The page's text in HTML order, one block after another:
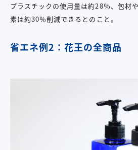
プラスチックの使用量は約28％、包材
素は約30％削減できるとのこと。
省エネ例2：花王の全商品